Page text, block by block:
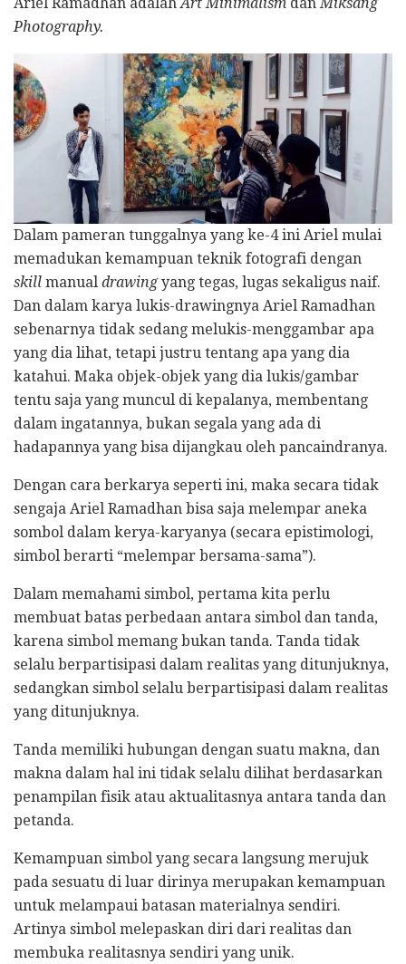
Photography.
Dalam pameran tunggalnya yang ke-4 ini Ariel mulai
memadukan kemampuan teknik fotografi dengan
skill manual drawingyang tegas, lugas sekaligus naif.
Dan dalam karya lukis-drawingnya Ariel Ramadhan
sebenarnya tidak sedang melukis-menggambar apa
yang dia lihat, tetapi justru tentang apa yang dia
katahui. Maka objek-objek yang dia lukis/gambar
tentu saja yang muncul di kepalanya, membentang
dalam ingatannya, bukan segala yang ada di
hadapannya yang bisa dijangkau oleh pancaindranya.
Dengan cara berkarya seperti ini, maka secara tidak
sengaja Ariel Ramadhan bisa saja melempar aneka
sombol dalam kerya-karyanya (secara epistimologi,
simbol berarti “melempar bersama-sama”).
Dalam memahami simbol, pertama kita perlu
membuat batas perbedaan antara simbol dan tanda,
karena simbol memang bukan tanda. Tanda tidak
selalu berpartisipasi dalam realitas yang ditunjuknya,
sedangkan simbol selalu berpartisipasi dalam realitas
yang ditunjuknya.
Tanda memiliki hubungan dengan suatu makna, dan
makna dalam hal ini tidak selalu dilihat berdasarkan
penampilan fisik atau aktualitasnya antara tanda dan
petanda.
Kemampuan simbol yang secara langsung merujuk
pada sesuatu di luar dirinya merupakan kemampuan
untuk melampaui batasan materialnya sendiri.
Artinya simbol melepaskan diri dari realitas dan
membuka realitasnya sendiri yang unik.